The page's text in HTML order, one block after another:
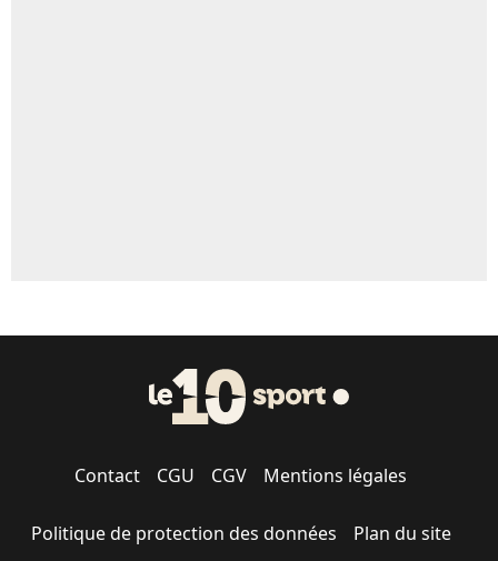
Contact CGU CGV Mentions légales
Politique de protection des données Plan du site